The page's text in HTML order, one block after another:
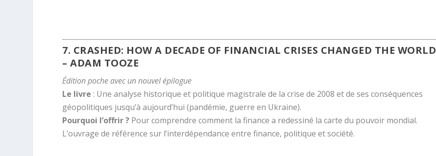
7. CRASHED: HOW A DECADE OF FINANCIAL CRISES CHANGED THE WORLD
– ADAM TOOZE
Édition poche avec un nouvel épilogue
Le livre : Une analyse historique et politique magistrale de la crise de 2008 et de ses conséquences
géopolitiques jusqu’à aujourd’hui (pandémie, guerre en Ukraine).
Pourquoi l’offrir ? Pour comprendre comment la finance a redessiné la carte du pouvoir mondial.
L’ouvrage de référence sur l’interdépendance entre finance, politique et société.